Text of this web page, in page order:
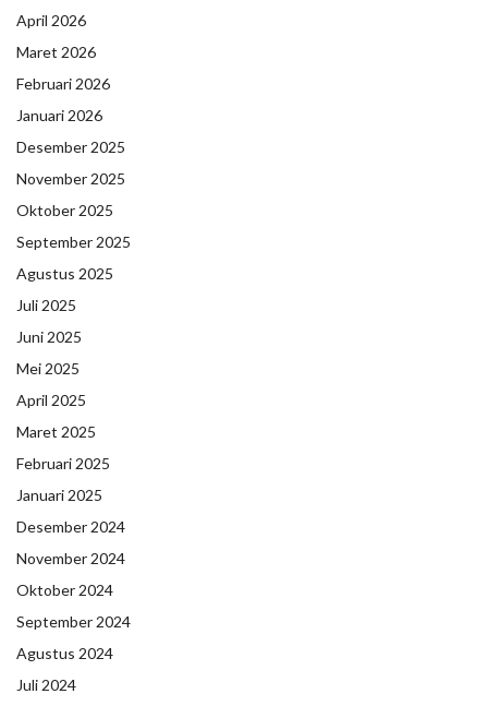
April 2026
Maret 2026
Februari 2026
Januari 2026
Desember 2025
November 2025
Oktober 2025
September 2025
Agustus 2025
Juli 2025
Juni 2025
Mei 2025
April 2025
Maret 2025
Februari 2025
Januari 2025
Desember 2024
November 2024
Oktober 2024
September 2024
Agustus 2024
Juli 2024